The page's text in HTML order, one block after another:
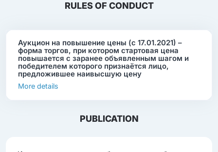
RULES OF CONDUCT
Аукцион на повышение цены (с 17.01.2021) –
форма торгов, при котором стартовая цена
повышается с заранее объявленным шагом и
победителем которого признаётся лицо,
предложившее наивысшую цену
More details
PUBLICATION